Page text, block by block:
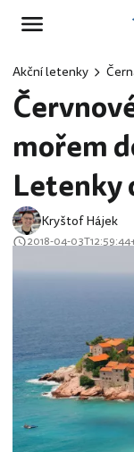
Akční letenky
mořem
Letenky
Kryštof Hájek
2018-04-